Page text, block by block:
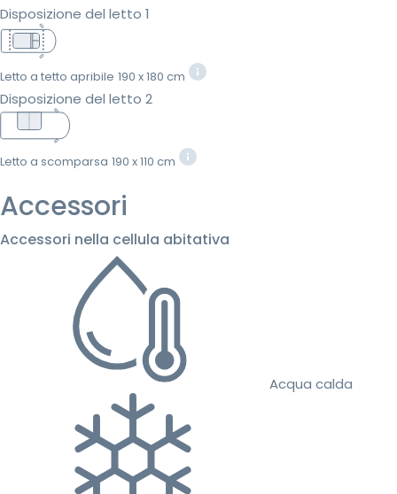
Disposizione del letto 1
Letto a tetto apribile 190 x 180 cm
Disposizione del letto 2
Letto a scomparsa 190 x 110 cm
Accessori
Accessori nella cellula abitativa
Acqua calda